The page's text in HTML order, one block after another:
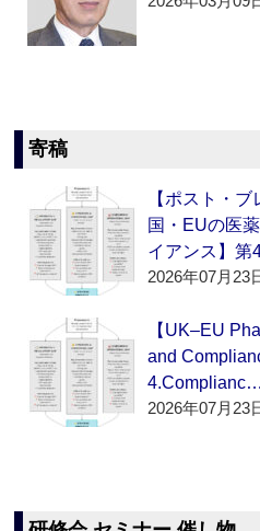
寄稿
【ポスト・
国・EUの医
イアンス】
2026年07月23
【UK–EU
and
4.Complianc…
2026年07月23